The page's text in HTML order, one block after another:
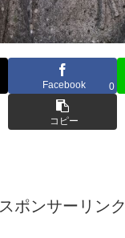
Facebook 0
コピー
スポンサーリンク